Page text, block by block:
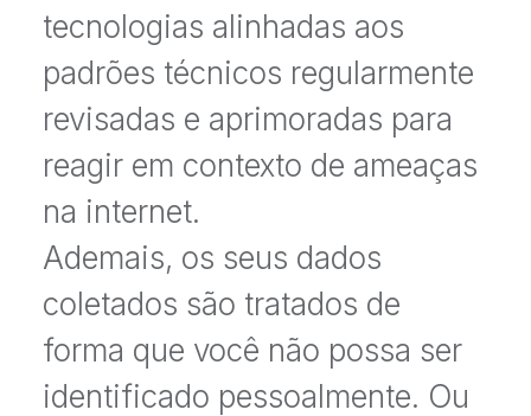
tecnologias alinhadas aos
padrões técnicos regularmente
revisadas e aprimoradas para
reagir em contexto de ameaças
na internet.
Ademais, os seus dados
coletados são tratados de
forma que você não possa ser
identificado pessoalmente. Ou